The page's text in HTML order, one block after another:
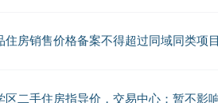
住房销售价格备案不得超过同域同类项
区二手住房指导价，交易中心：暂不影